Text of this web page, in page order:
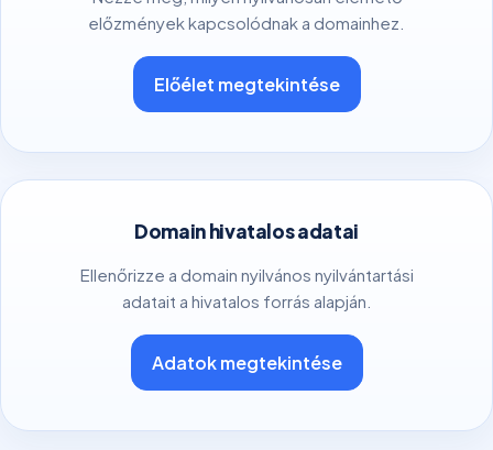
előzmények kapcsolódnak a domainhez.
Előélet megtekintése
Domain hivatalos adatai
Ellenőrizze a domain nyilvános nyilvántartási
adatait a hivatalos forrás alapján.
Adatok megtekintése